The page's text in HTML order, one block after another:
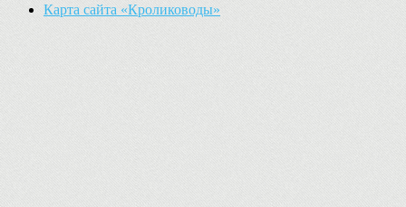
Карта сайта «Кролиководы»